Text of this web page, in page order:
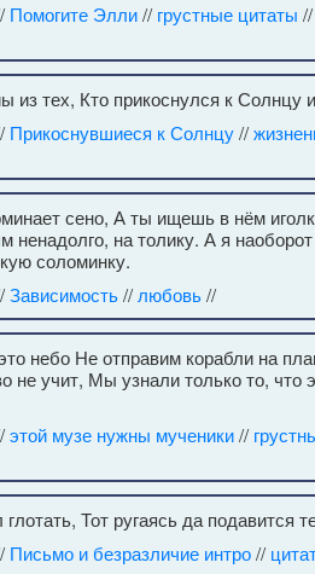
Помогите Элли// грустные цитаты
из тех, Кто прикоснулся к Солнцу
Прикоснувшиеся к Солнцу//
сено, А ты ищешь в нём
ненадолго, на толику. А я
соломинку.
Зависимость// любовь//
небо Не отправим корабли на
не учит, Мы узнали только то, что
этой музе нужны мученики//
Тот ругаясь да подавится
Письмо и безразличие интро//